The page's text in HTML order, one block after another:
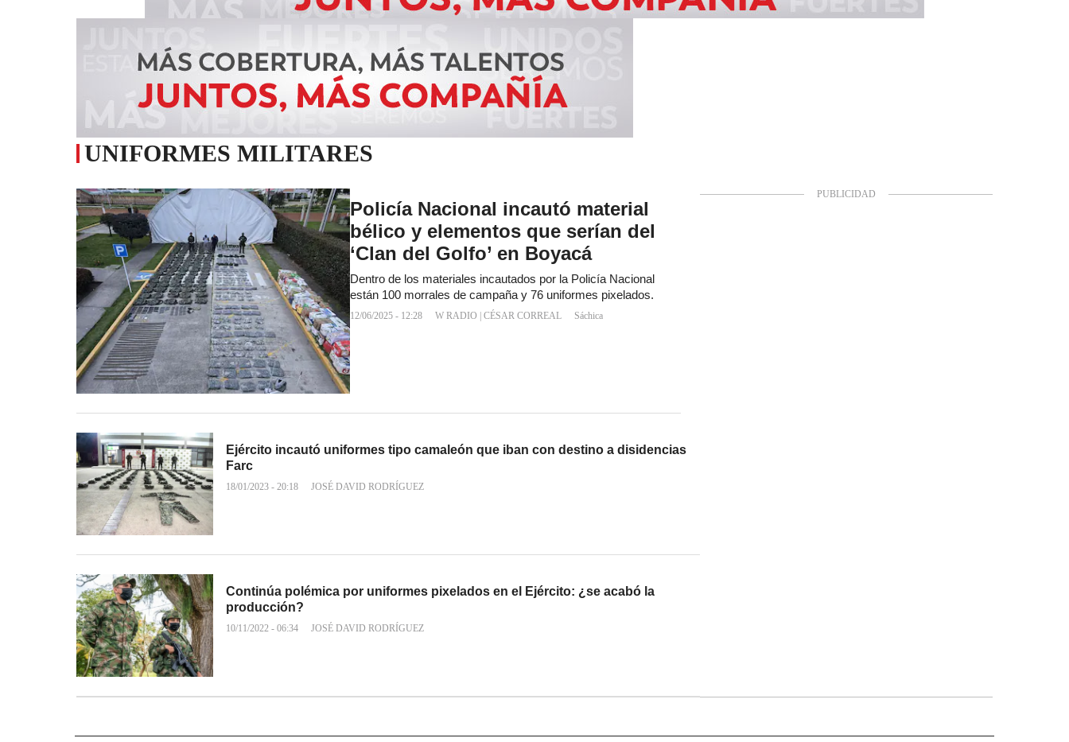
UNIFORMES MILITARES
Policía Nacional incautó material
bélico y elementos que serían del
‘Clan del Golfo’ en Boyacá
Dentro de los materiales incautados por la Policía Nacional
están 100 morrales de campaña y 76 uniformes pixelados.
12/06/2025 - 12:28 W RADIO CÉSAR CORREAL Sáchica
Ejército incautó uniformes tipo camaleón que iban con destino a disidencias
Farc
18/01/2023 - 20:18 JOSÉ DAVID RODRÍGUEZ
Continúa polémica por uniformes pixelados en el Ejército: ¿se acabó la
producción?
10/11/2022 - 06:34 JOSÉ DAVID RODRÍGUEZ